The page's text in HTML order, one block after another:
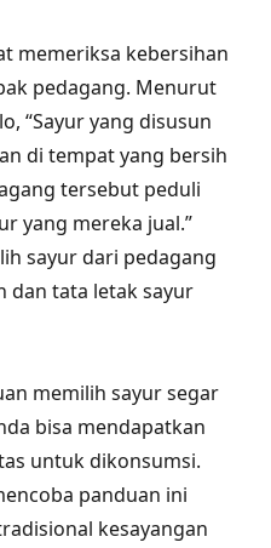
memeriksa kebersihan
pedagang. Menurut
“Sayur yang disusun
di tempat yang bersih
tersebut peduli
yang mereka jual.”
sayur dari pedagang
dan tata letak sayur
memilih sayur segar
bisa mendapatkan
untuk dikonsumsi.
panduan ini
kesayangan